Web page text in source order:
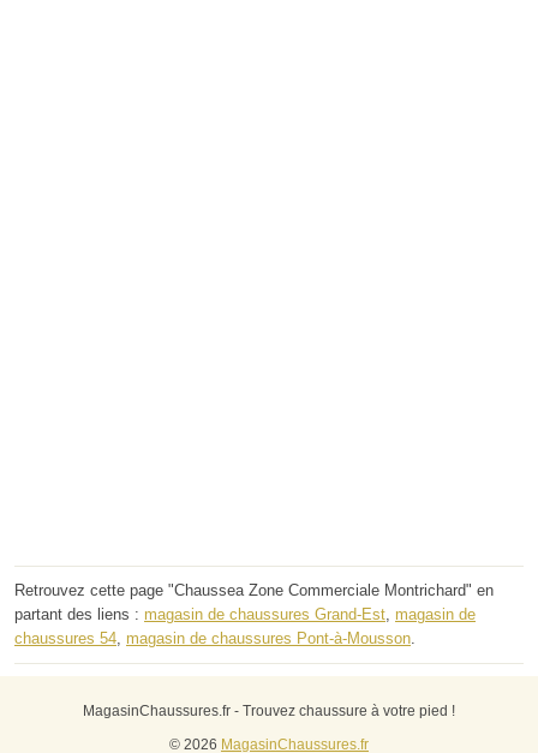
Retrouvez cette page "Chaussea Zone Commerciale Montrichard" en
partant des liens : magasin de chaussures Grand-Est, magasin de
chaussures 54, magasin de chaussures Pont-à-Mousson.
MagasinChaussures.fr - Trouvez chaussure à votre pied !
© 2026 MagasinChaussures.fr